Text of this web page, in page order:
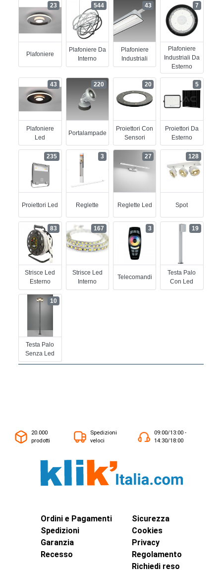
Plafoniere
23
Plafoniere Da
Interno
544
Plafoniere
Industriali
43
Plafoniere
Industriali Da
Esterno
7
Plafoniere
Led
43
Portalampade
220
Proiettori Con
Sensori
20
Proiettori Da
Esterno
5
Proiettori Led
235
Reglette
3
Reglette Led
27
Spot
128
Strisce Led
Esterno
83
Strisce Led
Interno
167
Telecomandi
3
Testa Palo
Con Led
19
Testa Palo
Senza Led
10
20.000
prodotti
Spedizioni
veloci
09:00/13:00 -
14:30/18:00
Ordini e Pagamenti
Spedizioni
Garanzia
Recesso
Sicurezza
Cookies
Privacy
Regolamento
Richiedi reso